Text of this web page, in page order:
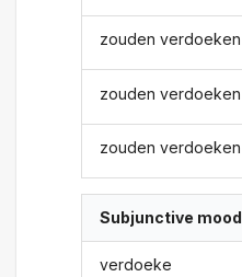
zouden verdoeken
zouden verdoeken
zouden verdoeken
Subjunctive mood
verdoeke